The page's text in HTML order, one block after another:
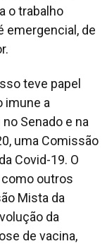
o trabalho
emergencial, de
teve papel
imune a
no Senado e na
uma Comissão
Covid-19. O
outros
Mista da
da
de vacina,